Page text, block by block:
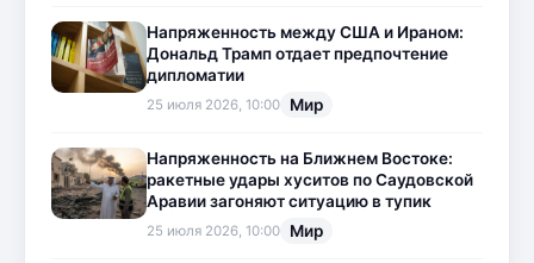
Напряженность между США и Ираном:
Дональд Трамп отдает предпочтение
дипломатии
25 июля 2026, 10:00 Мир
Напряженность на Ближнем Востоке:
ракетные удары хуситов по Саудовской
Аравии загоняют ситуацию в тупик
25 июля 2026, 10:00 Мир